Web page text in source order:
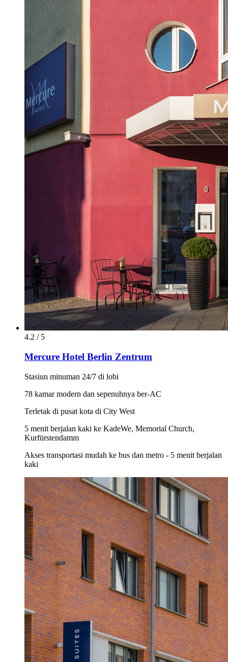
4.2 / 5
Mercure Hotel Berlin Zentrum
Stasiun minuman 24/7 di lobi
78 kamar modern dan sepenuhnya ber-AC
Terletak di pusat kota di City West
5 menit berjalan kaki ke KadeWe, Memorial Church,
Kurfürstendamm
Akses transportasi mudah ke bus dan metro - 5 menit berjalan
kaki